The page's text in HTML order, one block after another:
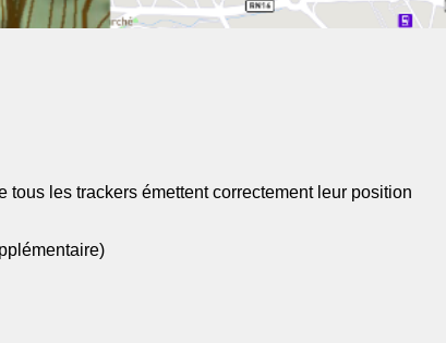
les trackers émettent correctement leur position